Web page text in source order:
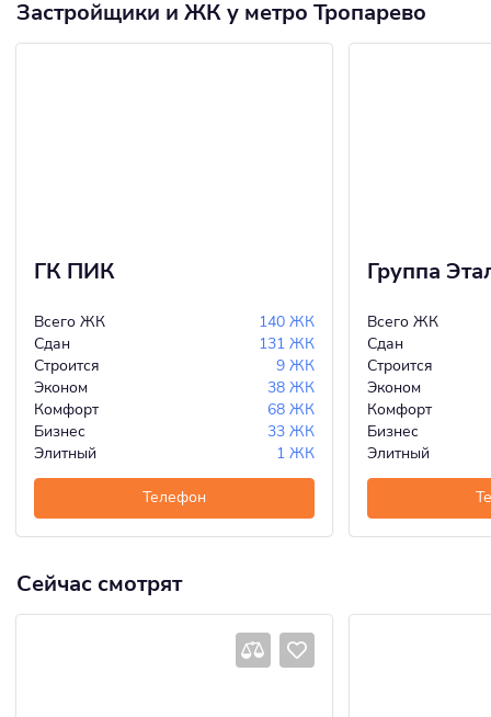
Застройщики и ЖК у метро Тропарево
ГК ПИК
Всего ЖК
140 ЖК
Сдан
131 ЖК
Строится
9 ЖК
Эконом
38 ЖК
Комфорт
68 ЖК
Бизнес
33 ЖК
Элитный
1 ЖК
Телефон
Группа
Всего ЖК
Сдан
Строится
Эконом
Комфорт
Бизнес
Элитный
Сейчас смотрят